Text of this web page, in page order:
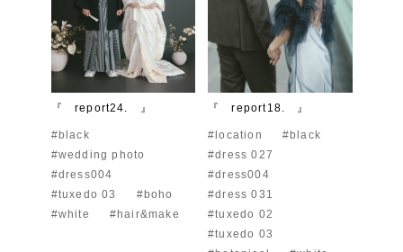
『 report24. 』
#black
#wedding photo
#dress004
#tuxedo 03
#boho
#white
#hair&make
『 report18. 』
#location
#black
#dress 027
#dress004
#dress 031
#tuxedo 02
#tuxedo 03